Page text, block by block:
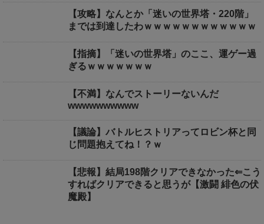
【攻略】なんとか「迷いの世界塔・220階」
までは到達したわｗｗｗｗｗｗｗｗｗｗｗｗ
【指摘】「迷いの世界塔」のここ、運ゲー過
ぎるｗｗｗｗｗｗｗ
【不満】なんでストーリーないんだ
wwwwwwwwww
【議論】バトルヒストリアってロビン杯と同
じ問題抱えてね！？ｗ
【悲報】結局198階クリアできなかった⇐こう
すればクリアできると思うが【激闘 緋色の伏
魔殿】